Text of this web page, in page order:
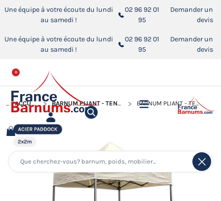
Une équipe à votre écoute du lundi
au samedi !
02 96 92 01
95
Demander un
devis
Une équipe à votre écoute du lundi
au samedi !
02 96 92 01
95
Demander un
devis
0
ACCUEIL BARNUM PLIANT - TENTE ACIER PADDOCK BARNUM PLIANT - TENTE ACIER PADDOCK 2MX2M BEIGE